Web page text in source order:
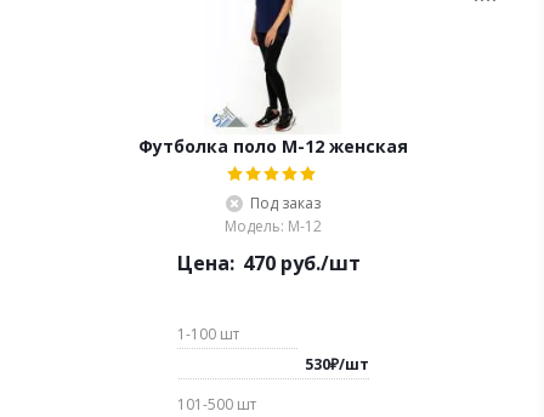
Футболка поло М-12 женская
Под заказ
Модель: М-12
Цена: 470руб./шт
1-100 шт
530₽/шт
101-500 шт